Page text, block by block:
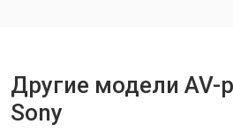
Другие модели AV-
Sony